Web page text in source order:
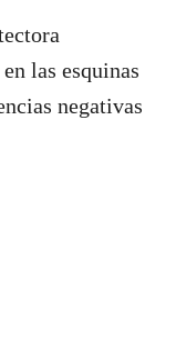
las esquinas
negativas